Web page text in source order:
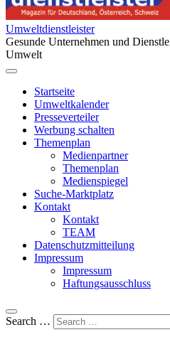
Umweltdienstleister
Gesunde Unternehmen und
Umwelt
Startseite
Umweltkalender
Presseverteiler
Werbung schalten
Themenplan
Medienpartner
Themenplan
Medienspiegel
Suche-Marktplatz
Kontakt
Kontakt
TEAM
Datenschutzmitteilung
Impressum
Impressum
Haftungsausschluss
Search …